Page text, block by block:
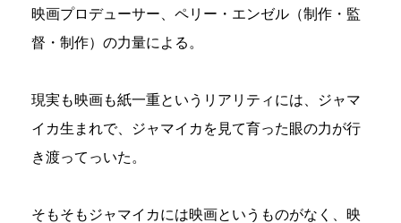
映画プロデューサー、ペリー・エンゼル（制作・監
督・制作）の力量による。
現実も映画も紙一重というリアリティには、ジャマ
イカ生まれで、ジャマイカを見て育った眼の力が行
き渡ってっいた。
そもそもジャマイカには映画というものがなく、映